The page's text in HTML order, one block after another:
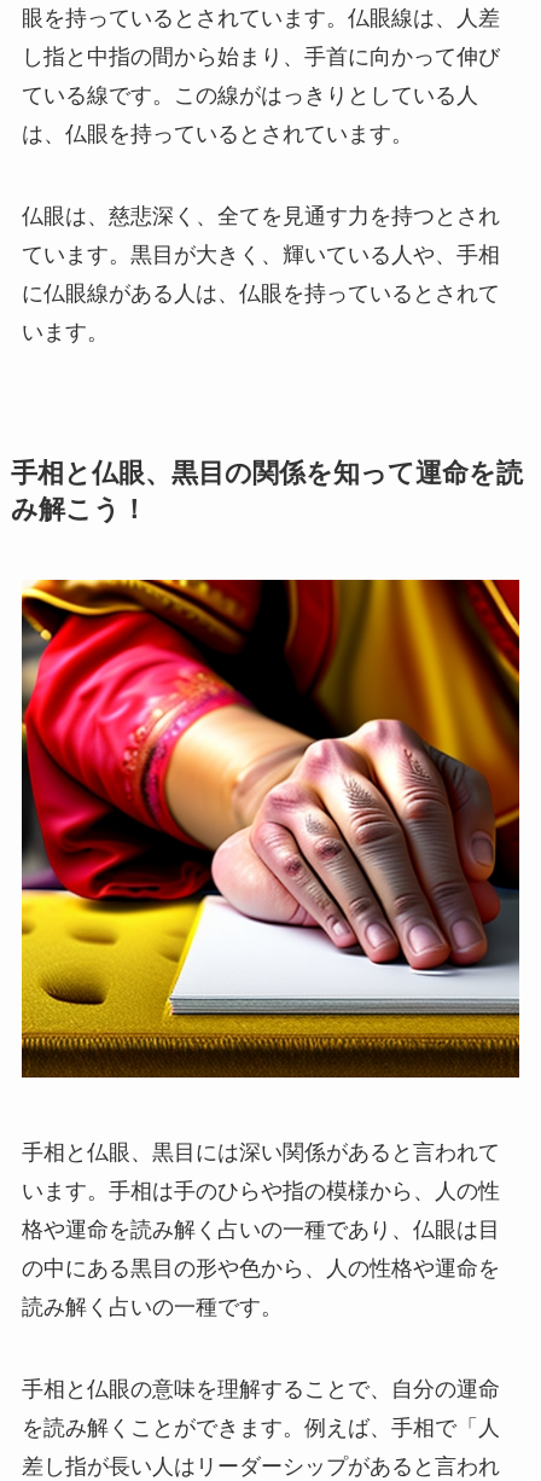
眼を持っているとされています。仏眼線は、人差
し指と中指の間から始まり、手首に向かって伸び
ている線です。この線がはっきりとしている人
は、仏眼を持っているとされています。
仏眼は、慈悲深く、全てを見通す力を持つとされ
ています。黒目が大きく、輝いている人や、手相
に仏眼線がある人は、仏眼を持っているとされて
います。
手相と仏眼、黒目の関係を知って運命を読
み解こう！
手相と仏眼、黒目には深い関係があると言われて
います。手相は手のひらや指の模様から、人の性
格や運命を読み解く占いの一種であり、仏眼は目
の中にある黒目の形や色から、人の性格や運命を
読み解く占いの一種です。
手相と仏眼の意味を理解することで、自分の運命
を読み解くことができます。例えば、手相で「人
差し指が長い人はリーダーシップがあると言われ